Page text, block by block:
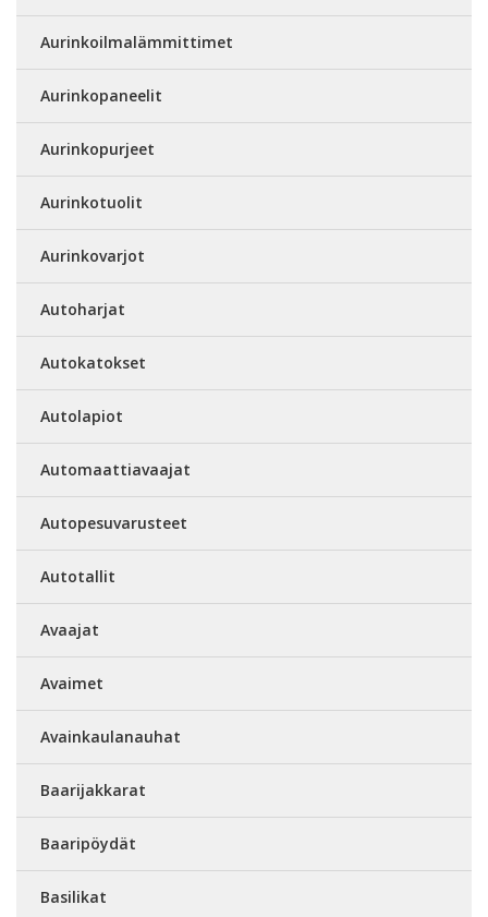
Aurinkoilmalämmittimet
Aurinkopaneelit
Aurinkopurjeet
Aurinkotuolit
Aurinkovarjot
Autoharjat
Autokatokset
Autolapiot
Automaattiavaajat
Autopesuvarusteet
Autotallit
Avaajat
Avaimet
Avainkaulanauhat
Baarijakkarat
Baaripöydät
Basilikat